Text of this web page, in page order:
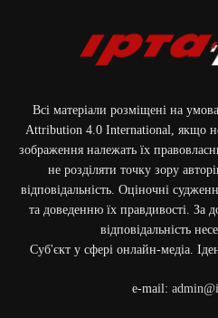
Всі матеріали розміщені на
Attribution 4.0 International, якщо
зображення належать їх
не розділяти точку зору
відповідальність. Оціночні
та доведенню їх правдивості. За
відповідальність
Cуб'єкт у сфері онлайн-медіа.
e-mail: